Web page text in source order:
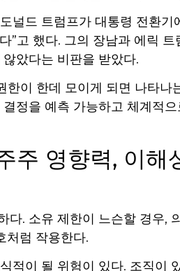
널드 트럼프가 대통령 전환기
”고 했다. 그의 장남과 에릭
았다는 비판을 받았다.
이 한데 모이게 되면 나타나
정을 예측 가능하고 체계적
주 영향력, 이해
다. 소유 제한이 느슨할 경우,
처럼 작용한다.
적이 될 위험이 있다. 조직이